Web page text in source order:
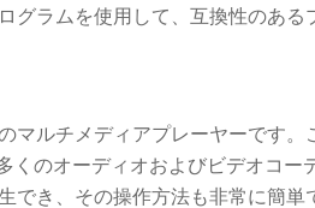
グラムを使用して、互換性のあ
マルチメディアプレーヤーです
くのオーディオおよびビデオコ
でき、その操作方法も非常に簡単